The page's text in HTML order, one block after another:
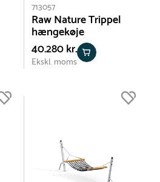
713057
Raw Nature Trippel
hængekøje
40.280 kr.
Ekskl. moms